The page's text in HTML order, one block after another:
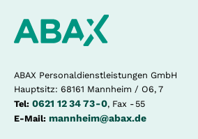
ABAX Personaldienstleistungen GmbH
Hauptsitz: 68161 Mannheim / O6, 7
Tel: 0621 12 34 73 - 0, Fax - 55
E-Mail: mannheim@abax.de